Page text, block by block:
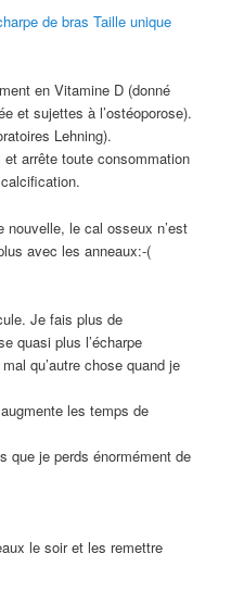
de bras Taille unique
en Vitamine D (donné
et sujettes à l’ostéoporose).
Lehning).
arrête toute consommation
nouvelle, le cal osseux n’est
avec les anneaux:-(
Je fais plus de
quasi plus l’écharpe
qu’autre chose quand je
les temps de
que je perds énormément de
le soir et les remettre